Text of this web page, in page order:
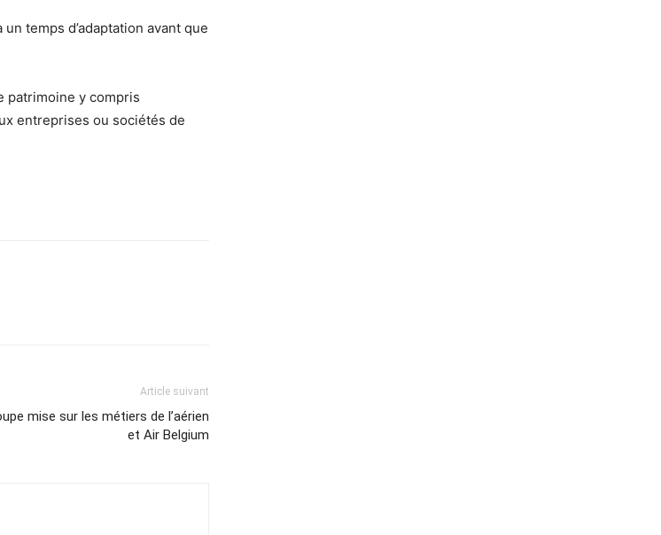
temps d’adaptation avant que
patrimoine y compris
entreprises ou sociétés de
Article suivant
mise sur les métiers de l’aérien
et Air Belgium